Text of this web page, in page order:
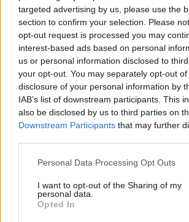
targeted advertising by us, please use the
section to confirm your selection. Please
opt-out request is processed you may
interest-based ads based on personal
us or personal information disclosed to
your opt-out. You may separately opt-out
disclosure of your personal information by
IAB’s list of downstream participants. This
also be disclosed by us to third parties on
Downstream Participants that may further
Personal Data Processing Opt Outs
I want to opt-out of the Sharing of my
personal data.
Opted In
NOVA BUSINESS NEWS